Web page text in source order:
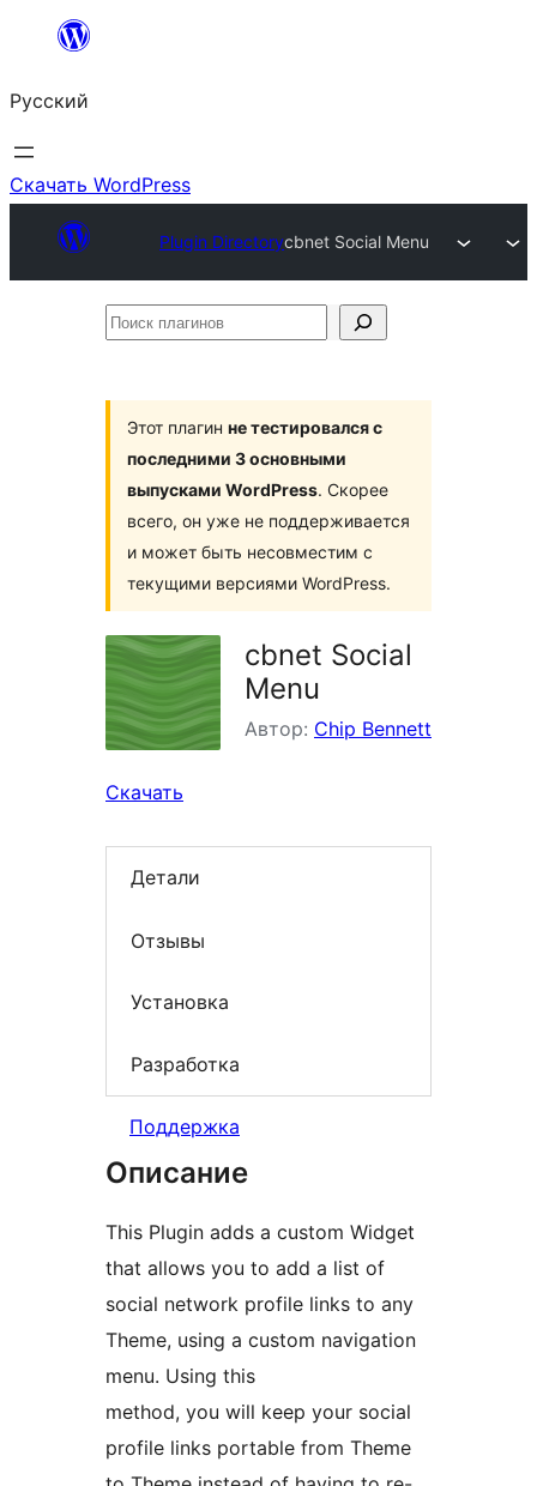
Перейти
содержимому
Русский
Скачать WordPress
Plugin Directorycbnet Social Menu
Поиск
Этот плагин не тестировался с
последними 3 основными
выпусками WordPress. Скорее
всего, он уже не поддерживается
и может быть несовместим с
текущими версиями WordPress.
cbnet Social
Menu
Автор: Chip Bennett
Скачать
Детали
Отзывы
Установка
Разработка
Поддержка
Описание
This Plugin adds a custom Widget
that allows you to add a list of
social network profile links to any
Theme, using a custom navigation
menu. Using this
method, you will keep your social
profile links portable from Theme